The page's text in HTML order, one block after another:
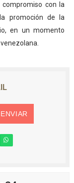
compromiso con la
promoción de la
en un momento